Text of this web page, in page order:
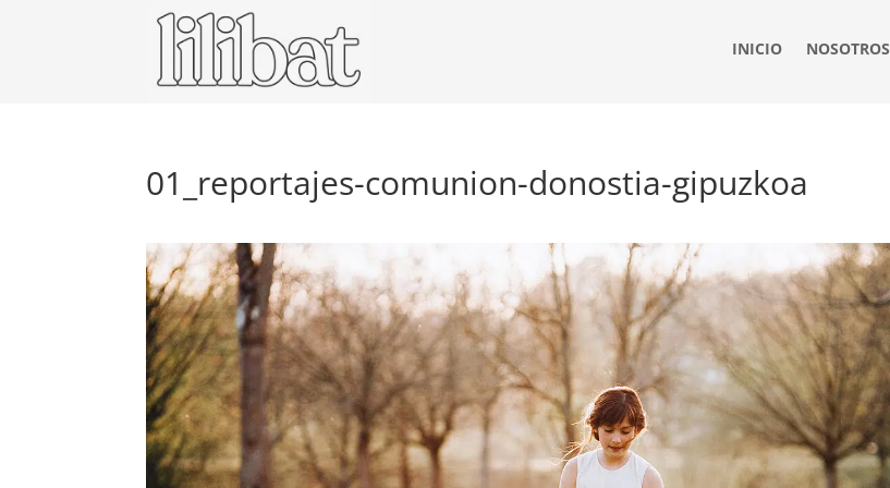
INICIO NOSOTROS
01_reportajes-comunion-donostia-gipuzkoa